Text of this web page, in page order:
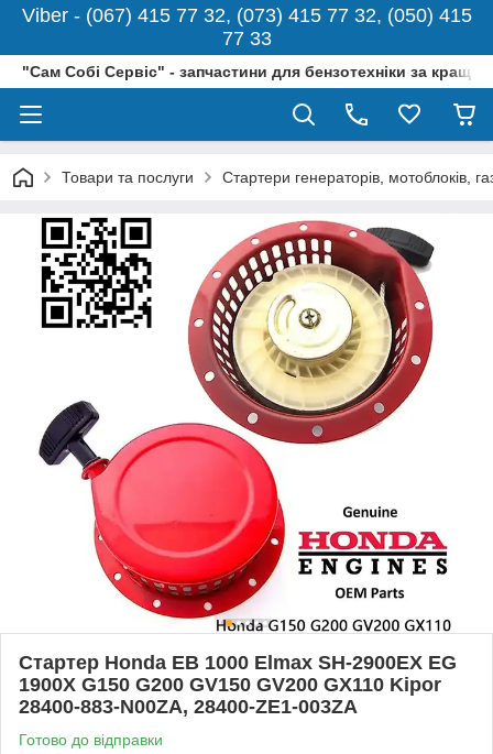
Viber - (067) 415 77 32, (073) 415 77 32, (050) 415
77 33
"Сам Собі Сервіс" - запчастини для бензотехніки за
Товари та послуги Стартери генераторів, мотоблоків,
Стартер Honda EB 1000 Elmax SH-2900EX EG
1900X G150 G200 GV150 GV200 GX110 Kipor
28400-883-N00ZA, 28400-ZE1-003ZA
Готово до відправки